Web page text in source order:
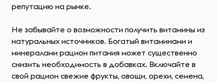
репутацию на рынке.
Не забывайте о возможности получить витамины из
натуральных источников. Богатый витаминами и
минералами рацион питания может существенно
снизить необходимость в добавках. Включайте в
свой рацион свежие фрукты, овощи, орехи, семена,